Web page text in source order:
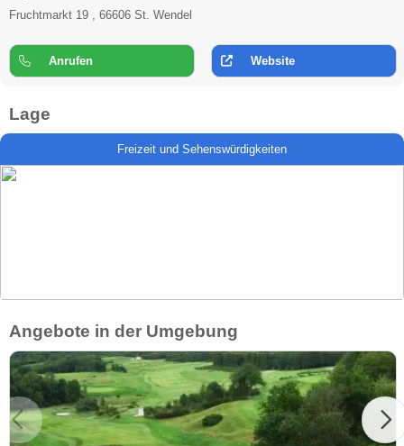
Fruchtmarkt 19 , 66606 St. Wendel
Anrufen Website
Lage
Freizeit und Sehenswürdigkeiten
Angebote in der Umgebung